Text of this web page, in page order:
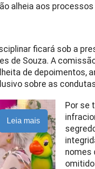
alheia aos
ficará sob a
de Souza. A
de depoimentos,
sobre as
Leia mais
Por se
nomes